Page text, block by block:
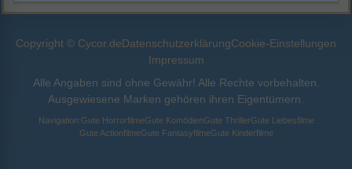
Copyright © Cycor.deDatenschutzerklärungCookie-Einstellungen
Impressum
Alle Angaben sind ohne Gewähr! Alle Rechte vorbehalten.
Ausgewiesene Marken gehören ihren Eigentümern.
Navigation:Gute HorrorfilmeGute KomödienGute ThrillerGute Liebesfilme
Gute ActionfilmeGute FantasyfilmeGute Kinderfilme